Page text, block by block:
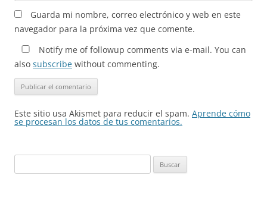
Guarda mi nombre, correo electrónico y web en este
navegador para la próxima vez que comente.
Notify me of followup comments via e-mail. You can
also subscribe without commenting.
Este sitio usa Akismet para reducir el spam. Aprende cómo
se procesan los datos de tus comentarios.